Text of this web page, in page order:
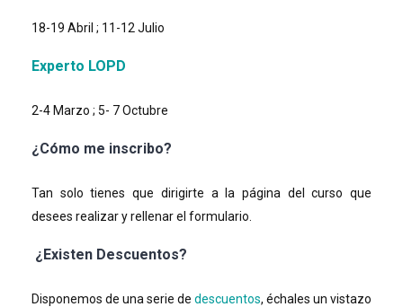
18-19 Abril ; 11-12 Julio
Experto LOPD
2-4 Marzo ; 5- 7 Octubre
¿Cómo me inscribo?
Tan solo tienes que dirigirte a la página del curso que
desees realizar y rellenar el formulario.
¿Existen Descuentos?
Disponemos de una serie de descuentos, échales un vistazo